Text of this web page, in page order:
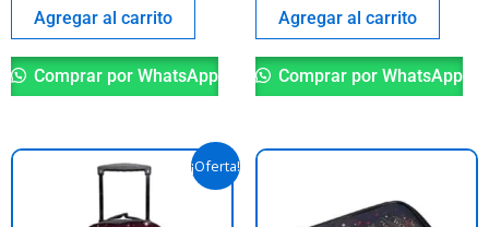
Agregar al carrito
Comprar por WhatsApp
Agregar al carrito
Comprar por WhatsApp
¡Oferta!
Original
price
was:
$ 51.500,00.
Current
price